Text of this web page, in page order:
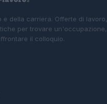
e della carriera. Offerte di lavoro,
per trovare un'occupazione,
il colloquio.